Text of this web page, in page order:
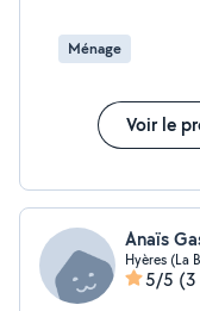
Ménage
Voir le
Anaïs
Hyères (La
5/5 (3